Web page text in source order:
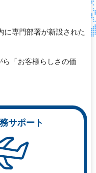
に専門部署が新設された
「お客様らしさの価
サポート